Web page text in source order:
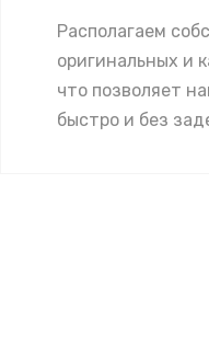
Располагаем
оригинальных и
что позволяет
быстро и без